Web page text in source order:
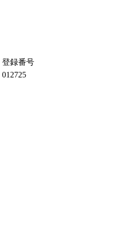
登録番号
012725